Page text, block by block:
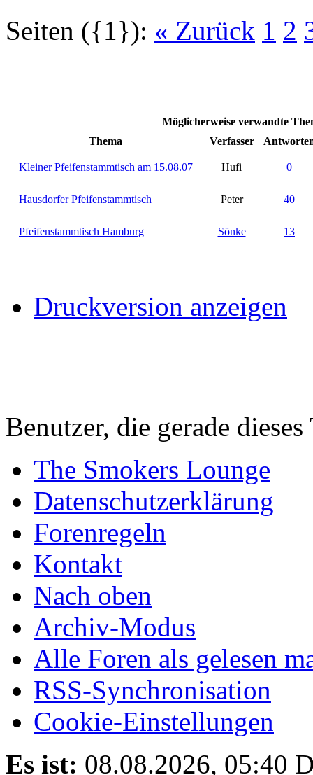
Seiten ({1}): « Zurück 1 2
Möglicherweise verwandte
Thema
Verfasser
Kleiner Pfeifenstammtisch am 15.08.07 Hufi 0
Hausdorfer Pfeifenstammtisch Peter 40
Pfeifenstammtisch Hamburg Sönke 13
Druckversion anzeigen
Benutzer, die gerade
The Smokers Lounge
Datenschutzerklärung
Forenregeln
Kontakt
Nach oben
Archiv-Modus
Alle Foren als gelesen
RSS-Synchronisation
Cookie-Einstellungen
Es ist: 08.08.2026, 05:40